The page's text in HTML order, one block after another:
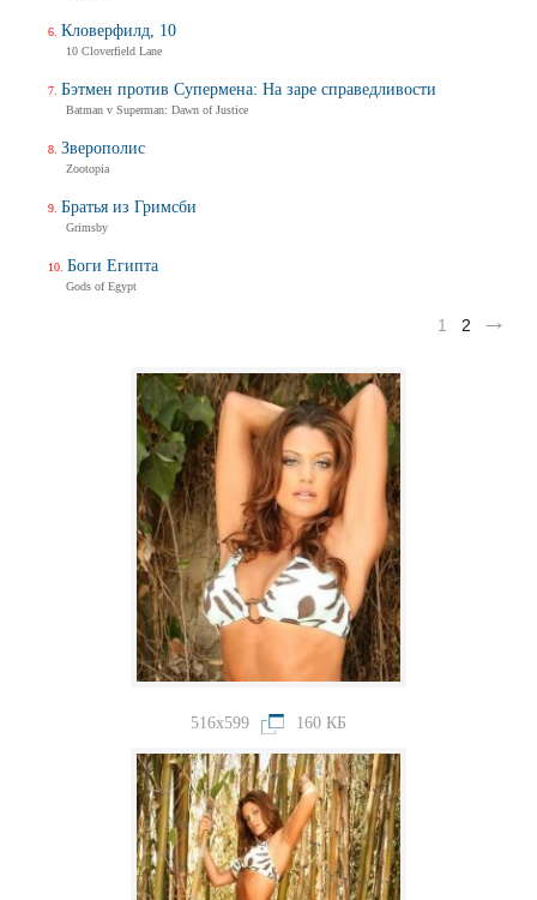
1 2
516x599 160 КБ
Кловерфилд, 10
10 Cloverfield Lane
Бэтмен против Супермена: На заре справедливости
Batman v Superman: Dawn of Justice
Зверополис
Zootopia
Братья из Гримсби
Grimsby
Боги Египта
Gods of Egypt